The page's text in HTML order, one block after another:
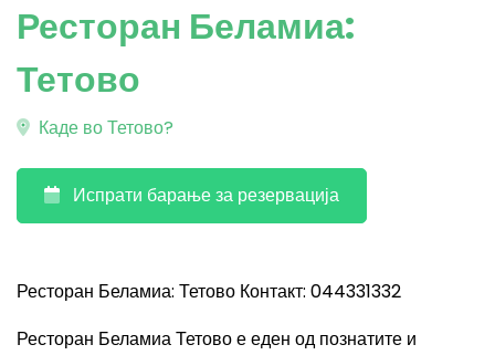
Ресторан Беламиа:
Тетово
Каде во Тетово?
Испрати барање за резервација
Ресторан Беламиа: Тетово Контакт: 044331332
Ресторан Беламиа Тетово е еден од познатите и